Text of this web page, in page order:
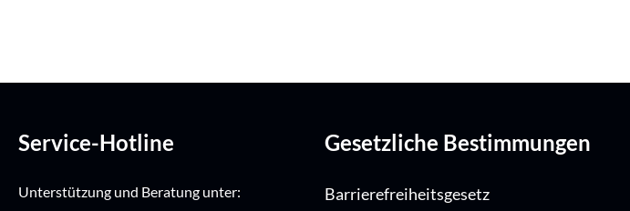
Service-Hotline
Unterstützung und Beratung unter:
Gesetzliche Bestimmungen
Barrierefreiheitsgesetz